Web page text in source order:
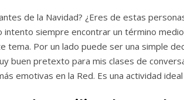
de la Navidad? ¿Eres de estas
intento siempre encontrar un término
tema. Por un lado puede ser una simple
buen pretexto para mis clases de
emotivas en la Red. Es una actividad